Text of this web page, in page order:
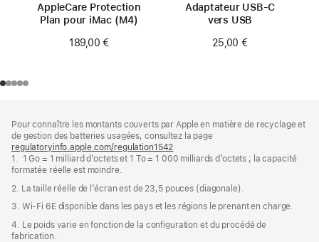
AppleCare Protection
Plan pour iMac (M4)
189,00 €
Adaptateur USB-C
vers USB
25,00 €
de
page
de
bas
de
page
Pour connaître les montants couverts par Apple en matière de recyclage et
de gestion des batteries usagées, consultez la page
regulatoryinfo.apple.com/regulation1542
dans
fenêtre)
1. 1 Go = 1 milliard d’octets et 1 To = 1 000 milliards d’octets ; la capacité
formatée réelle est moindre.
2. La taille réelle de l’écran est de 23,5 pouces (diagonale).
3. Wi-Fi 6E disponible dans les pays et les régions le prenant en charge.
4. Le poids varie en fonction de la configuration et du procédé de
fabrication.